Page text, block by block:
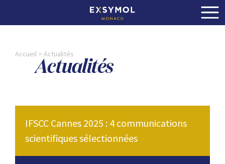
Accueil > Actualités
Actualités
IFSCC Cannes 2025 : 4 communications
scientifiques sélectionnées